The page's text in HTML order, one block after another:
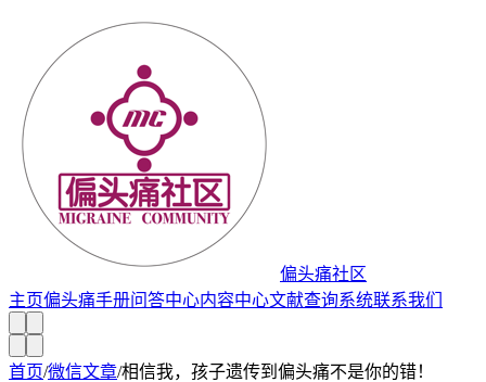
偏头痛社区
主页偏头痛手册问答中心内容中心文献查询系统联系我们
首页/微信文章/相信我，孩子遗传到偏头痛不是你的错！